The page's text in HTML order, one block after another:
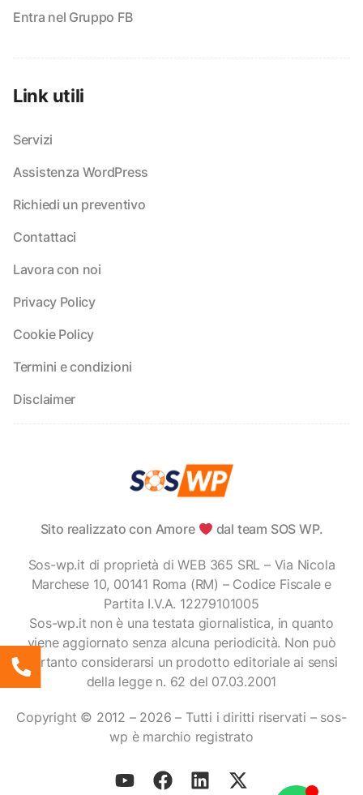
Entra nel Gruppo FB
Link utili
Servizi
Assistenza WordPress
Richiedi un preventivo
Contattaci
Lavora con noi
Privacy Policy
Cookie Policy
Termini e condizioni
Disclaimer
Sito realizzato con Amore dal team SOS WP.
Sos-wp.it di proprietà di WEB 365 SRL – Via Nicola
Marchese 10, 00141 Roma (RM) – Codice Fiscale e
Partita I.V.A. 12279101005
Sos-wp.it non è una testata giornalistica, in quanto
viene aggiornato senza alcuna periodicità. Non può
pertanto considerarsi un prodotto editoriale ai sensi
della legge n. 62 del 07.03.2001
Copyright © 2012 – 2026 – Tutti i diritti riservati – sos-
wp è marchio registrato